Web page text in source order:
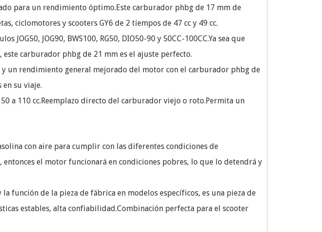
para un rendimiento óptimo.Este carburador phbg de 17 mm de
ciclomotores y scooters GY6 de 2 tiempos de 47 cc y 49 cc.
JOG90, BWS100, RG50, DIO50-90 y 50CC-100CC.Ya sea que
carburador phbg de 21 mm es el ajuste perfecto.
un rendimiento general mejorado del motor con el carburador phbg de
su viaje.
a 110 cc.Reemplazo directo del carburador viejo o roto.Permita un
con aire para cumplir con las diferentes condiciones de
el motor funcionará en condiciones pobres, lo que lo detendrá y
función de la pieza de fábrica en modelos específicos, es una pieza de
estables, alta confiabilidad.Combinación perfecta para el scooter